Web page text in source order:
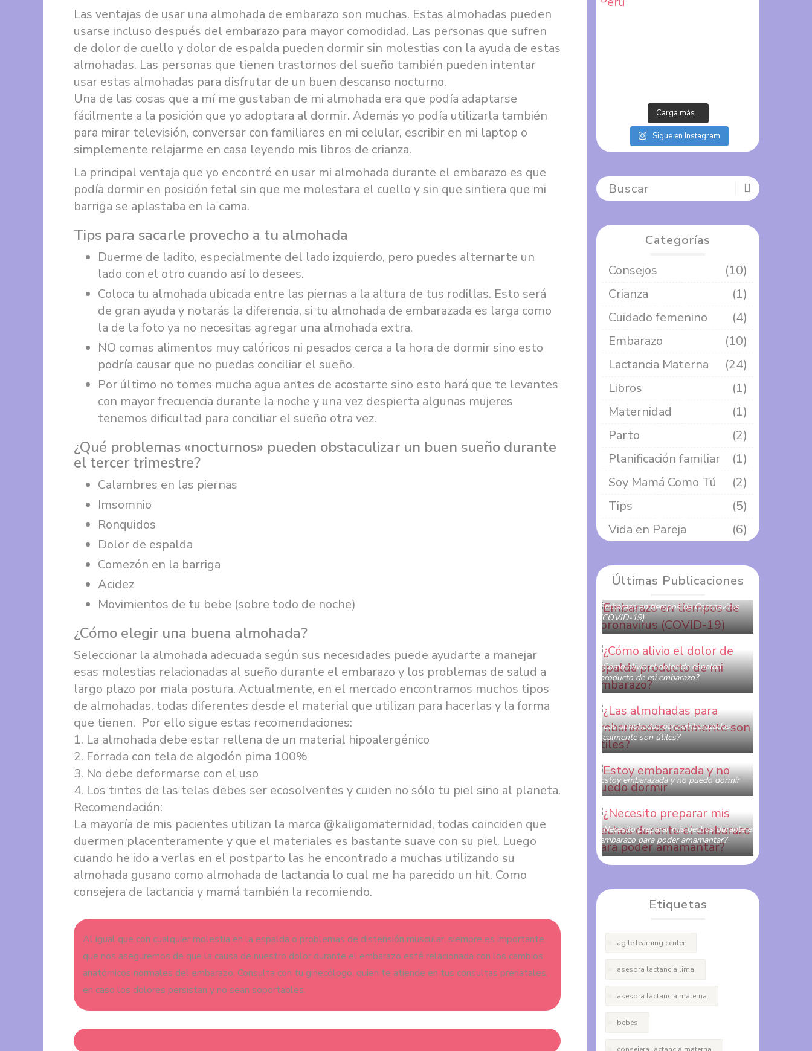
Las ventajas de usar una almohada de embarazo son muchas. Estas almohadas pueden
usarse incluso después del embarazo para mayor comodidad. Las personas que sufren
de dolor de cuello y dolor de espalda pueden dormir sin molestias con la ayuda de estas
almohadas. Las personas que tienen trastornos del sueño también pueden intentar
usar estas almohadas para disfrutar de un buen descanso nocturno.
Una de las cosas que a mí me gustaban de mi almohada era que podía adaptarse
fácilmente a la posición que yo adoptara al dormir. Además yo podía utilizarla también
para mirar televisión, conversar con familiares en mi celular, escribir en mi laptop o
simplemente relajarme en casa leyendo mis libros de crianza.
La principal ventaja que yo encontré en usar mi almohada durante el embarazo es que
podía dormir en posición fetal sin que me molestara el cuello y sin que sintiera que mi
barriga se aplastaba en la cama.
Tips para sacarle provecho a tu almohada
Duerme de ladito, especialmente del lado izquierdo, pero puedes alternarte un
lado con el otro cuando así lo desees.
Coloca tu almohada ubicada entre las piernas a la altura de tus rodillas. Esto será
de gran ayuda y notarás la diferencia, si tu almohada de embarazada es larga como
la de la foto ya no necesitas agregar una almohada extra.
NO comas alimentos muy calóricos ni pesados cerca a la hora de dormir sino esto
podría causar que no puedas conciliar el sueño.
Por último no tomes mucha agua antes de acostarte sino esto hará que te levantes
con mayor frecuencia durante la noche y una vez despierta algunas mujeres
tenemos dificultad para conciliar el sueño otra vez.
¿Qué problemas «nocturnos» pueden obstaculizar un buen sueño durante
el tercer trimestre?
Calambres en las piernas
Imsomnio
Ronquidos
Dolor de espalda
Comezón en la barriga
Acidez
Movimientos de tu bebe (sobre todo de noche)
¿Cómo elegir una buena almohada?
Seleccionar la almohada adecuada según sus necesidades puede ayudarte a manejar
esas molestias relacionadas al sueño durante el embarazo y los problemas de salud a
largo plazo por mala postura. Actualmente, en el mercado encontramos muchos tipos
de almohadas, todas diferentes desde el material que utilizan para hacerlas y la forma
que tienen. Por ello sigue estas recomendaciones:
1. La almohada debe estar rellena de un material hipoalergénico
2. Forrada con tela de algodón pima 100%
3. No debe deformarse con el uso
4. Los tintes de las telas debes ser ecosolventes y cuiden no sólo tu piel sino al planeta.
Recomendación:
La mayoría de mis pacientes utilizan la marca @kaligomaternidad, todas coinciden que
duermen placenteramente y que el materiales es bastante suave con su piel. Luego
cuando he ido a verlas en el postparto las he encontrado a muchas utilizando su
almohada gusano como almohada de lactancia lo cual me ha parecido un hit. Como
consejera de lactancia y mamá también la recomiendo.
Al igual que con cualquier molestia en la espalda o problemas de distensión muscular, siempre es importante
que nos aseguremos de que la causa de nuestro dolor durante el embarazo esté relacionada con los cambios
anatómicos normales del embarazo. Consulta con tu ginecólogo, quien te atiende en tus consultas prenatales,
en caso los dolores persistan y no sean soportables.
Carga más…
Sigue en Instagram
Categorías
Consejos
(10)
Crianza
(1)
Cuidado femenino
(4)
Embarazo
(10)
Lactancia Materna
(24)
Libros
(1)
Maternidad
(1)
Parto
(2)
Planificación familiar
(1)
Soy Mamá Como Tú
(2)
Tips
(5)
Vida en Pareja
(6)
Últimas Publicaciones
Embarazo en tiempos de Coronavirus
(COVID-19)
¿Cómo alivio el dolor de espalda
producto de mi embarazo?
¿Las almohadas para embarazadas
realmente son útiles?
Estoy embarazada y no puedo dormir
¿Necesito preparar mis pechos durante el
embarazo para poder amamantar?
Etiquetas
agile learning center
asesora lactancia lima
asesora lactancia materna
bebés